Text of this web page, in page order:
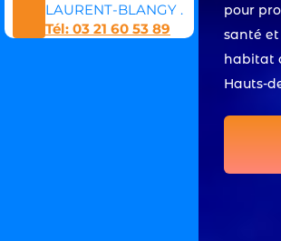
LAURENT-BLANGY .
Tél: 03 21 60 53 89
pour
santé
habitat
Hauts-